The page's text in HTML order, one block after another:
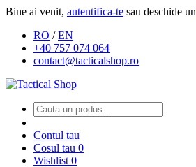
Bine ai venit, autentifica-te sau deschide un
RO /EN
+40 757 074 064
contact@tacticalshop.ro
Contul tau
Cosul tau 0
Wishlist 0